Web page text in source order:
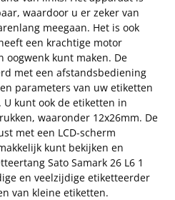
waardoor u er zeker van
meegaan. Het is ook
een krachtige motor
oogwenk kunt maken. De
met een afstandsbediening
parameters van uw etiketten
kunt ook de etiketten in
waaronder 12x26mm. De
met een LCD-scherm
kunt bekijken en
Sato Samark 26 L6 1
en veelzijdige etiketteerder
van kleine etiketten.